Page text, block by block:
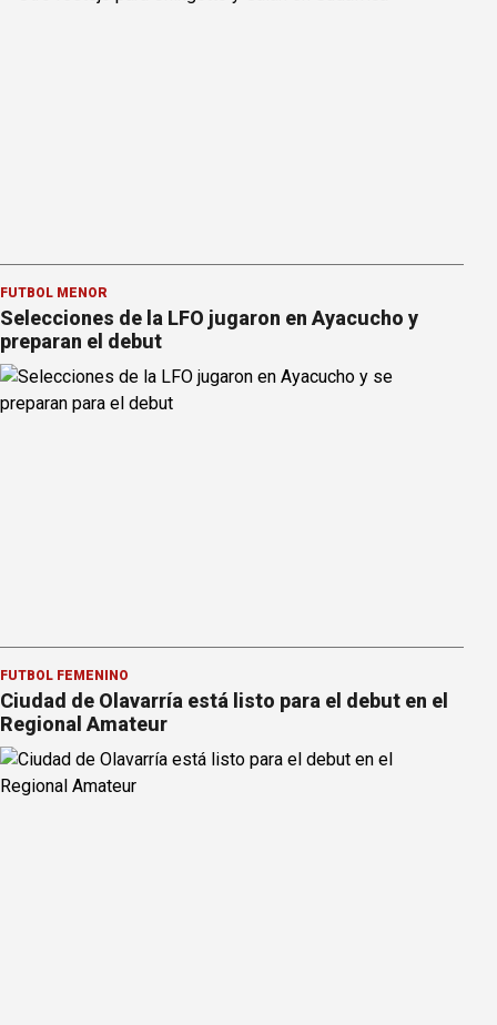
FÚTBOL MENOR
Selecciones de la LFO jugaron en Ayacucho y
preparan el debut
FÚTBOL FEMENINO
Ciudad de Olavarría está listo para el debut en el
Regional Amateur